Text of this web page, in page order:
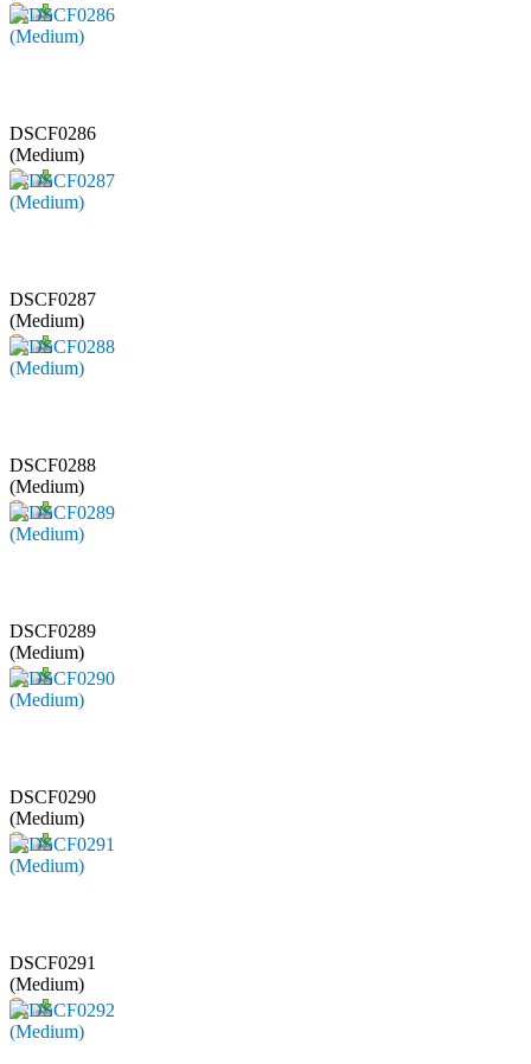
DSCF0286
(Medium)
DSCF0287
(Medium)
DSCF0288
(Medium)
DSCF0289
(Medium)
DSCF0290
(Medium)
DSCF0291
(Medium)